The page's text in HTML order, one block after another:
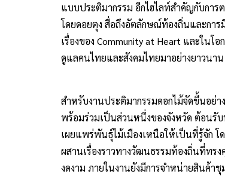
แบบประติมากรรม อีกไฮไลท์สำคัญกับกา
โดยดอยตุง สื่อถึงอัตลักษณ์ท้องถิ่นและกา
เรื่องของ Community at Heart และใน
ดูแลคนไทยและสังคมไทยมาอย่างยาวนาน
สำหรับงานประติมากรรมดอกไม้จัดขึ้นอย่า
พร้อมร่วมเป็นส่วนหนึ่งของจังหวัด ต้อนรั
เผยแพร่พันธุ์ไม้เมืองเหนือให้เป็นที่รู้จัก โ
ผสานเรื่องราวทางวัฒนธรรมท้องถิ่นที่ทร
งดงาม ภายในงานยังมีการจำหน่ายสินค้